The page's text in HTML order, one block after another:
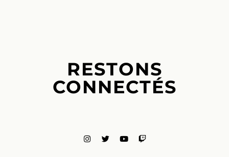
RESTONS
CONNECTÉS